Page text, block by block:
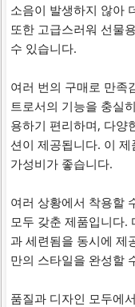
소음이 발생하지 않아
또한 고급스러워 선물
수 있습니다.
여러 번의 구매로 만족
트로서의 기능을 충실
용하기 편리하며, 다양
션이 제공됩니다. 이
가성비가 좋습니다.
여러 상황에서 착용할
모두 갖춘 제품입니다.
과 세련됨을 동시에 제
만의 스타일을 완성할
품질과 디자인 모두에